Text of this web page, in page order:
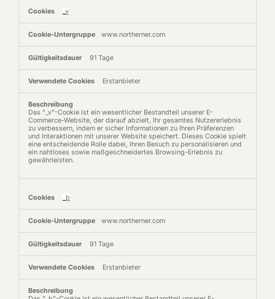
_v
www.northerner.com
91 Tage
Erstanbieter
Das "_v"-Cookie ist ein wesentlicher Bestandteil unserer E-
Commerce-Website, der darauf abzielt, Ihr gesamtes Nutzererlebnis
zu verbessern, indem er sicher Informationen zu Ihren Präferenzen
und Interaktionen mit unserer Website speichert. Dieses Cookie spielt
eine entscheidende Rolle dabei, Ihren Besuch zu personalisieren und
ein nahtloses sowie maßgeschneidertes Browsing-Erlebnis zu
gewährleisten.
_b
www.northerner.com
91 Tage
Erstanbieter